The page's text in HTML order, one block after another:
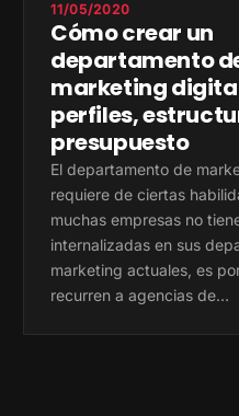
11/05/2020
Cómo crear un
departamento
marketing
perfiles,
presupuesto
El departamento de
requiere de ciertas
muchas empresas no
internalizadas en sus
marketing actuales, es
recurren a agencias de…